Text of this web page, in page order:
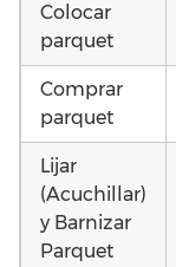
Colocar
parquet
Comprar
parquet
Lijar
(Acuchillar)
y Barnizar
Parquet